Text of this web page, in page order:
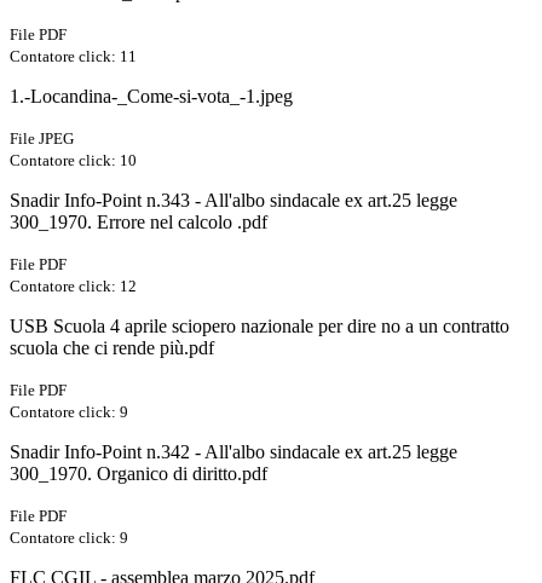
File PDF
Contatore click: 11
1.-Locandina-_Come-si-vota_-1.jpeg
File JPEG
Contatore click: 10
Snadir Info-Point n.343 - All'albo sindacale ex art.25 legge
300_1970. Errore nel calcolo .pdf
File PDF
Contatore click: 12
USB Scuola 4 aprile sciopero nazionale per dire no a un contratto
scuola che ci rende più.pdf
File PDF
Contatore click: 9
Snadir Info-Point n.342 - All'albo sindacale ex art.25 legge
300_1970. Organico di diritto.pdf
File PDF
Contatore click: 9
FLC CGIL - assemblea marzo 2025.pdf